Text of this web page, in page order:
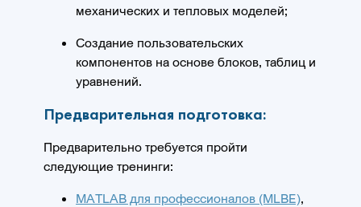
механических и тепловых моделей;
Создание пользовательских
компонентов на основе блоков, таблиц и
уравнений.
Предварительная подготовка:
Предварительно требуется пройти
следующие тренинги:
MATLAB для профессионалов (MLBE),